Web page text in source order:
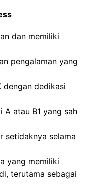
dan memiliki
pengalaman yang
dengan dedikasi
A atau B1 yang sah
setidaknya selama
yang memiliki
terutama sebagai